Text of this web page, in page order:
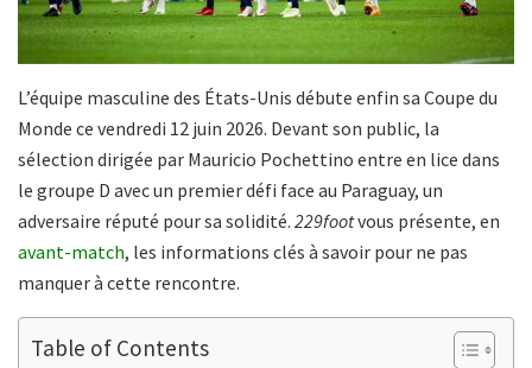
L’équipe masculine des États-Unis débute enfin sa Coupe du
Monde ce vendredi 12 juin 2026. Devant son public, la
sélection dirigée par Mauricio Pochettino entre en lice dans
le groupe D avec un premier défi face au Paraguay, un
adversaire réputé pour sa solidité. 229footvous présente, en
avant-match, les informations clés à savoir pour ne pas
manquer à cette rencontre.
Table of Contents